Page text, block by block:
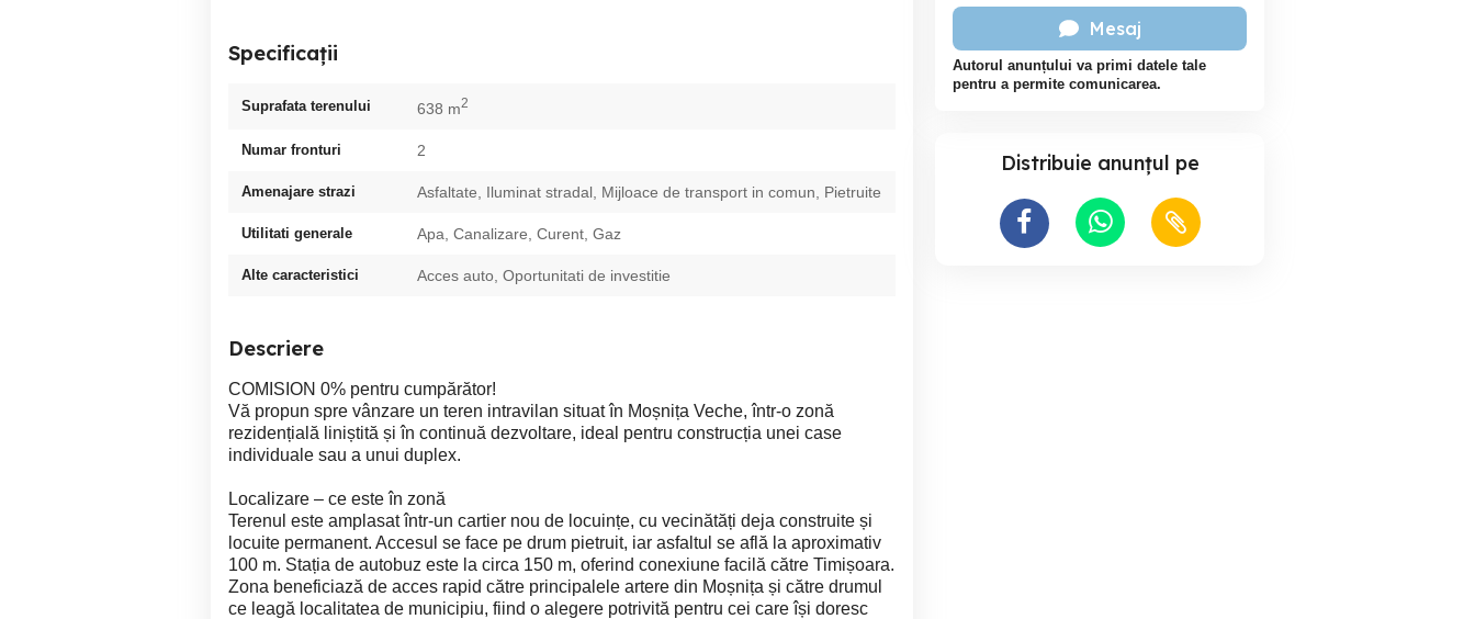
Specificații
Suprafata terenului 638 m2
Numar fronturi 2
Amenajare strazi Asfaltate, Iluminat stradal, Mijloace de transport in comun, Pietruite
Utilitati generale Apa, Canalizare, Curent, Gaz
Alte caracteristici Acces auto, Oportunitati de investitie
Descriere
COMISION 0% pentru cumpărător!
Vă propun spre vânzare un teren intravilan situat în Moșnița Veche, într-o zonă
rezidențială liniștită și în continuă dezvoltare, ideal pentru construcția unei case
individuale sau a unui duplex.
Localizare – ce este în zonă
Terenul este amplasat într-un cartier nou de locuințe, cu vecinătăți deja construite și
locuite permanent. Accesul se face pe drum pietruit, iar asfaltul se află la aproximativ
100 m. Stația de autobuz este la circa 150 m, oferind conexiune facilă către Timișoara.
Zona beneficiază de acces rapid către principalele artere din Moșnița și către drumul
ce leagă localitatea de municipiu, fiind o alegere potrivită pentru cei care își doresc
Mesaj
Autorul anunțului va primi datele tale
pentru a permite comunicarea.
Distribuie anunțul pe